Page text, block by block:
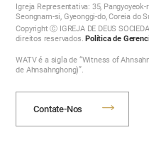
Igreja Representativa: 35, Pangyoyeok-
Seongnam-si, Gyeonggi-do, Coreia do
Copyright ⓒ IGREJA DE DEUS
direitos reservados.Política de
WATV é a sigla de “Witness of
de Ahnsahnghong)”.
Contate-Nos